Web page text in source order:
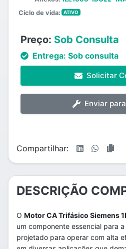
Ciclo de vida:
ATIVO
Preço: Sob Consulta
Entrega: Sob consulta
Solicitar
Enviar
Compartilhar:
DESCRIÇÃO
O Motor CA Trifásico Siemens
um componente essencial para a
projetado para operar com alta